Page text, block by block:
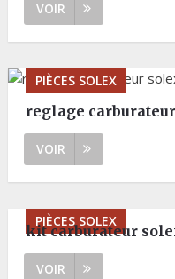
VOIR
PIÈCES SOLEX
reglage
VOIR
PIÈCES SOLEX
kit carburateur
VOIR